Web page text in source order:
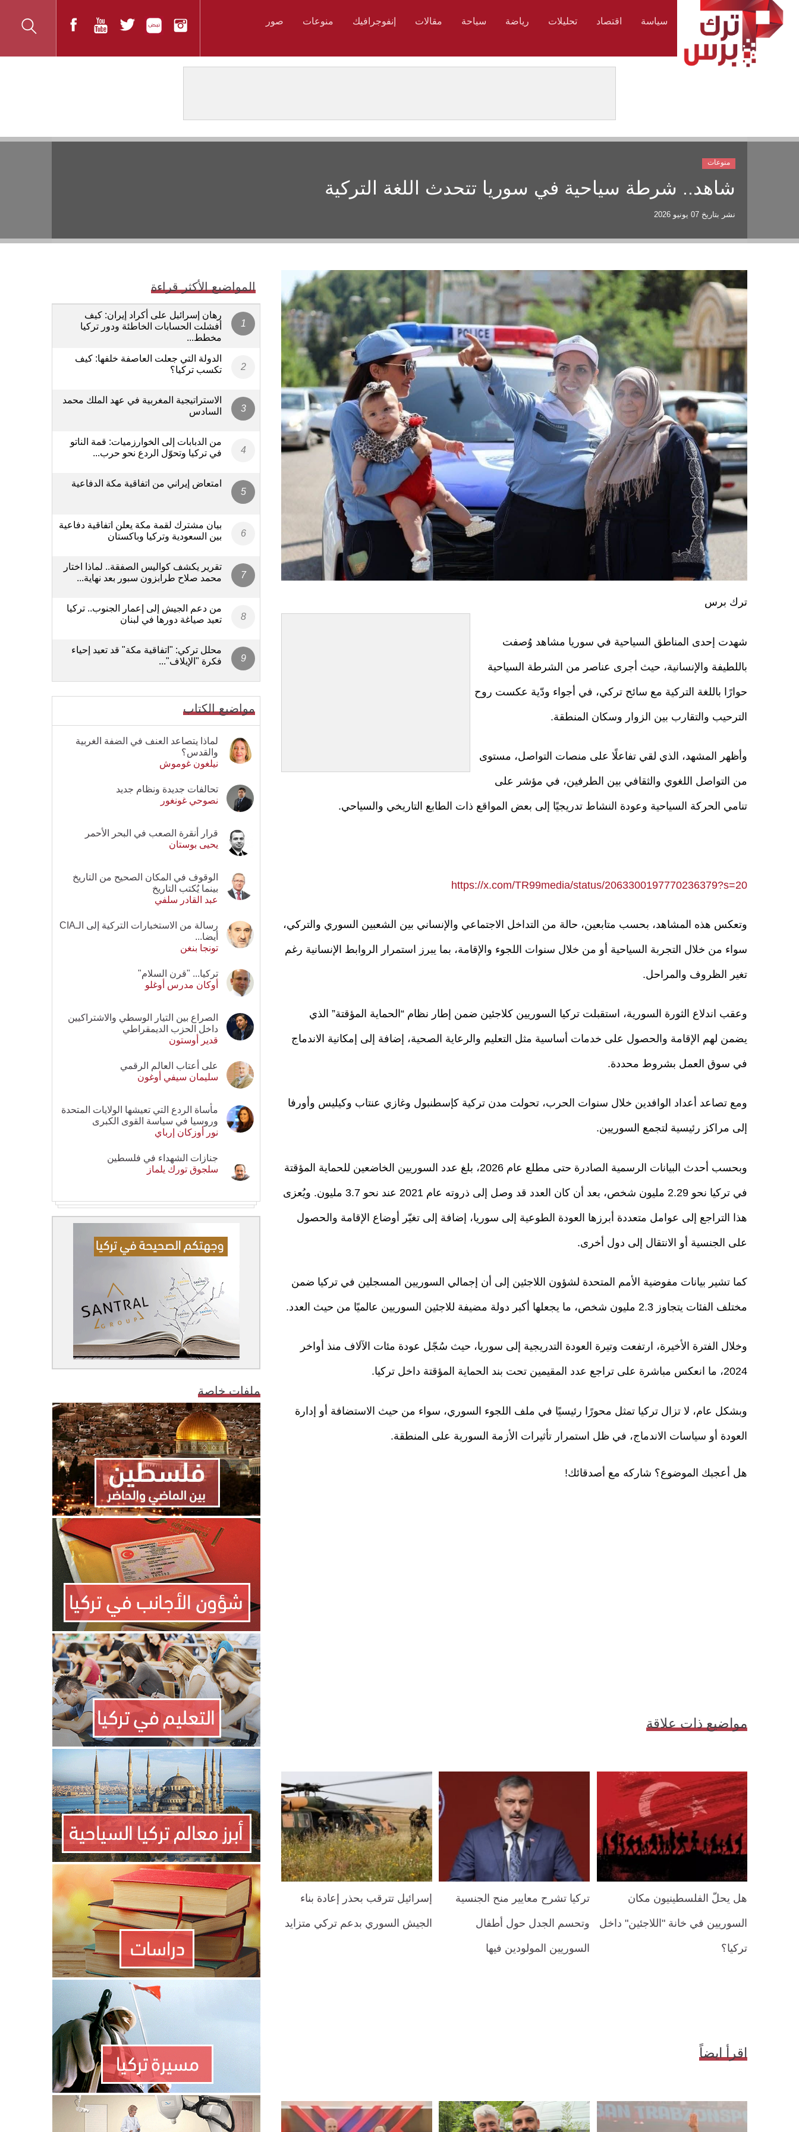
سياسة اقتصاد تحليلات رياضة سياحة مقالات إنفوجرافيك منوعات صور
شاهد.. شرطة سياحية في سوريا تتحدث اللغة التركية
نشر بتاريخ 07 يونيو 2026
منوعات
ترك برس
شهدت إحدى المناطق السياحية في سوريا مشاهد وُصفت
باللطيفة والإنسانية، حيث أجرى عناصر من الشرطة السياحية
حوارًا باللغة التركية مع سائح تركي، في أجواء ودّية عكست روح
الترحيب والتقارب بين الزوار وسكان المنطقة.
وأظهر المشهد، الذي لقي تفاعلًا على منصات التواصل، مستوى
من التواصل اللغوي والثقافي بين الطرفين، في مؤشر على
تنامي الحركة السياحية وعودة النشاط تدريجيًا إلى بعض المواقع ذات الطابع التاريخي والسياحي.
https://x.com/TR99media/status/2063300197770236379?s=20
وتعكس هذه المشاهد، بحسب متابعين، حالة من التداخل الاجتماعي والإنساني بين الشعبين السوري والتركي،
سواء من خلال التجربة السياحية أو من خلال سنوات اللجوء والإقامة، بما يبرز استمرار الروابط الإنسانية رغم
تغير الظروف والمراحل.
وعقب اندلاع الثورة السورية، استقبلت تركيا السوريين كلاجئين ضمن إطار نظام “الحماية المؤقتة” الذي
يضمن لهم الإقامة والحصول على خدمات أساسية مثل التعليم والرعاية الصحية، إضافة إلى إمكانية الاندماج
في سوق العمل بشروط محددة.
ومع تصاعد أعداد الوافدين خلال سنوات الحرب، تحولت مدن تركية كإسطنبول وغازي عنتاب وكيليس وأورفا
إلى مراكز رئيسية لتجمع السوريين.
وبحسب أحدث البيانات الرسمية الصادرة حتى مطلع عام 2026، بلغ عدد السوريين الخاضعين للحماية المؤقتة
في تركيا نحو 2.29 مليون شخص، بعد أن كان العدد قد وصل إلى ذروته عام 2021 عند نحو 3.7 مليون. ويُعزى
هذا التراجع إلى عوامل متعددة أبرزها العودة الطوعية إلى سوريا، إضافة إلى تغيّر أوضاع الإقامة والحصول
على الجنسية أو الانتقال إلى دول أخرى.
كما تشير بيانات مفوضية الأمم المتحدة لشؤون اللاجئين إلى أن إجمالي السوريين المسجلين في تركيا ضمن
مختلف الفئات يتجاوز 2.3 مليون شخص، ما يجعلها أكبر دولة مضيفة للاجئين السوريين عالميًا من حيث العدد.
وخلال الفترة الأخيرة، ارتفعت وتيرة العودة التدريجية إلى سوريا، حيث سُجّل عودة مئات الآلاف منذ أواخر
2024، ما انعكس مباشرة على تراجع عدد المقيمين تحت بند الحماية المؤقتة داخل تركيا.
وبشكل عام، لا تزال تركيا تمثل محورًا رئيسيًا في ملف اللجوء السوري، سواء من حيث الاستضافة أو إدارة
العودة أو سياسات الاندماج، في ظل استمرار تأثيرات الأزمة السورية على المنطقة.
هل أعجبك الموضوع؟ شاركه مع أصدقائك!
مواضيع ذات علاقة
هل يحلّ الفلسطينيون مكان
السوريين في خانة "اللاجئين" داخل
تركيا؟
تركيا تشرح معايير منح الجنسية
وتحسم الجدل حول أطفال
السوريين المولودين فيها
إسرائيل تترقب بحذر إعادة بناء
الجيش السوري بدعم تركي متزايد
اقرأ ايضاً
المواضيع الأكثر قراءة
رهان إسرائيل على أكراد إيران: كيف
أفشلت الحسابات الخاطئة ودور تركيا
مخطط...
الدولة التي جعلت العاصفة خلفها: كيف
تكسب تركيا؟
الاستراتيجية المغربية في عهد الملك محمد
السادس
من الدبابات إلى الخوارزميات: قمة الناتو
في تركيا وتحوّل الردع نحو حرب...
امتعاض إيراني من اتفاقية مكة الدفاعية
بيان مشترك لقمة مكة يعلن اتفاقية دفاعية
بين السعودية وتركيا وباكستان
تقرير يكشف كواليس الصفقة.. لماذا اختار
محمد صلاح طرابزون سبور بعد نهاية...
من دعم الجيش إلى إعمار الجنوب.. تركيا
تعيد صياغة دورها في لبنان
محلل تركي: "اتفاقية مكة" قد تعيد إحياء
فكرة "الإيلاف"...
مواضيع الكتاب
لماذا يتصاعد العنف في الضفة الغربية
والقدس؟
نيلغون غوموش
تحالفات جديدة ونظام جديد
نصوحي غونغور
قرار أنقرة الصعب في البحر الأحمر
يحيى بوستان
الوقوف في المكان الصحيح من التاريخ
بينما يُكتب التاريخ
عبد القادر سلفي
رسالة من الاستخبارات التركية إلى الـCIA
أيضا...
تونجا بنغن
تركيا... "قرن السلام"
أوكان مدرس أوغلو
الصراع بين التيار الوسطي والاشتراكيين
داخل الحزب الديمقراطي
قدير أوستون
على أعتاب العالم الرقمي
سليمان سيفي أوغون
مأساة الردع التي تعيشها الولايات المتحدة
وروسيا في سياسة القوى الكبرى
نور أوزكان إرباي
جنازات الشهداء في فلسطين
سلجوق تورك يلماز
ملفات خاصة